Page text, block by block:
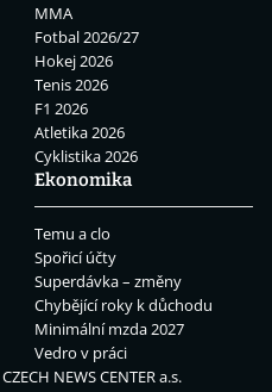
MMA
Fotbal 2026/27
Hokej 2026
Tenis 2026
F1 2026
Atletika 2026
Cyklistika 2026
Ekonomika
Temu a clo
Spořicí účty
Superdávka – změny
Chybějící roky k důchodu
Minimální mzda 2027
Vedro v práci
CZECH NEWS CENTER a.s.